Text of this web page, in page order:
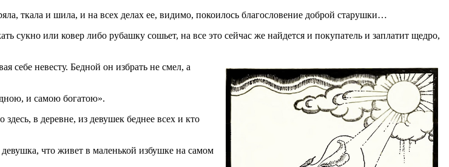
ткала и шила, и на всех делах ее, видимо, покоилось благословение доброй старушки…
сукно или ковер либо рубашку сошьет, на все это сейчас же найдется и покупатель и заплатит щедро,
себе невесту. Бедной он избрать не смел, а
и самою богатою».
в деревне, из девушек беднее всех и кто
что живет в маленькой избушке на самом